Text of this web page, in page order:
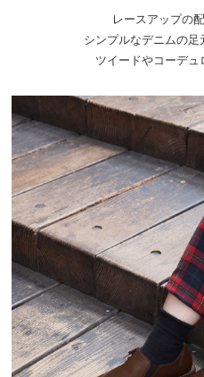
レースアップの
シンプルなデニムの
ツイードやコーデ